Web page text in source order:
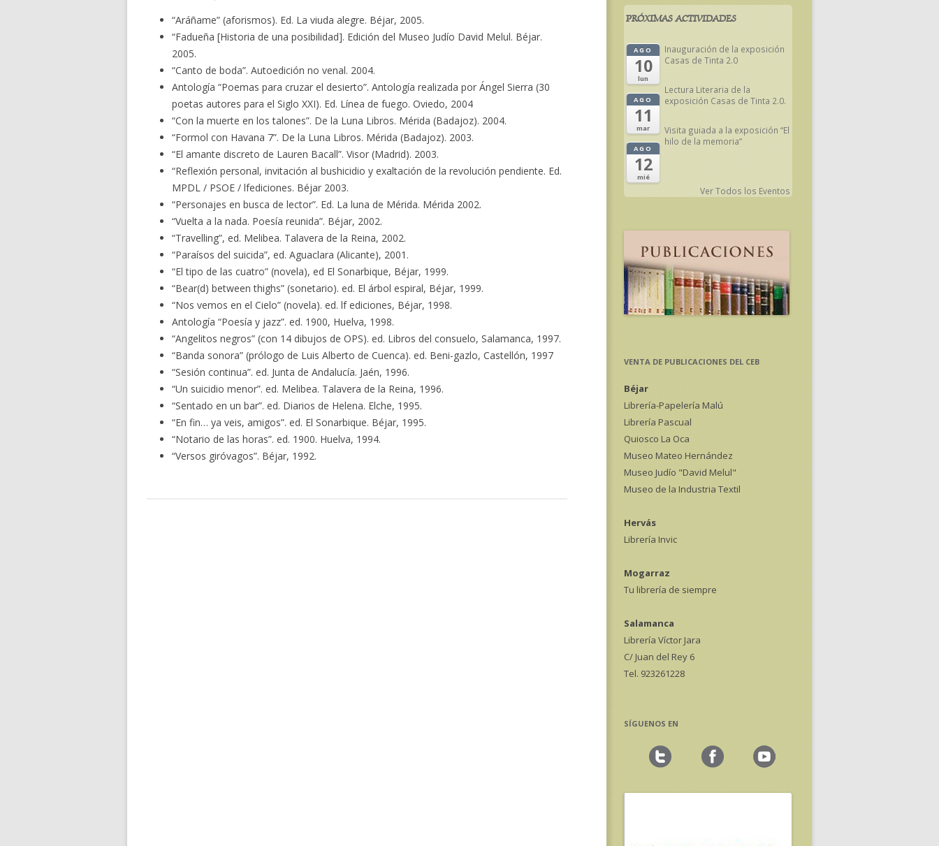
“Aráñame” (aforismos). Ed. La viuda alegre. Béjar, 2005.
“Fadueña [Historia de una posibilidad]. Edición del Museo Judío David Melul. Béjar.
2005.
“Canto de boda”. Autoedición no venal. 2004.
Antología “Poemas para cruzar el desierto”. Antología realizada por Ángel Sierra (30
poetas autores para el Siglo XXI). Ed. Línea de fuego. Oviedo, 2004
“Con la muerte en los talones”. De la Luna Libros. Mérida (Badajoz). 2004.
“Formol con Havana 7”. De la Luna Libros. Mérida (Badajoz). 2003.
“El amante discreto de Lauren Bacall”. Visor (Madrid). 2003.
“Reflexión personal, invitación al bushicidio y exaltación de la revolución pendiente. Ed.
MPDL / PSOE / lfediciones. Béjar 2003.
“Personajes en busca de lector”. Ed. La luna de Mérida. Mérida 2002.
“Vuelta a la nada. Poesía reunida”. Béjar, 2002.
“Travelling”, ed. Melibea. Talavera de la Reina, 2002.
“Paraísos del suicida”, ed. Aguaclara (Alicante), 2001.
“El tipo de las cuatro” (novela), ed El Sonarbique, Béjar, 1999.
“Bear(d) between thighs” (sonetario). ed. El árbol espiral, Béjar, 1999.
“Nos vemos en el Cielo” (novela). ed. lf ediciones, Béjar, 1998.
Antología “Poesía y jazz”. ed. 1900, Huelva, 1998.
“Angelitos negros” (con 14 dibujos de OPS). ed. Libros del consuelo, Salamanca, 1997.
“Banda sonora” (prólogo de Luis Alberto de Cuenca). ed. Beni-gazlo, Castellón, 1997
“Sesión continua”. ed. Junta de Andalucía. Jaén, 1996.
“Un suicidio menor”. ed. Melibea. Talavera de la Reina, 1996.
“Sentado en un bar”. ed. Diarios de Helena. Elche, 1995.
“En fin… ya veis, amigos”. ed. El Sonarbique. Béjar, 1995.
“Notario de las horas”. ed. 1900. Huelva, 1994.
“Versos giróvagos”. Béjar, 1992.
PRÓXIMAS ACTIVIDADES
AGO
10
lun
Inauguración de la exposición
Casas de Tinta 2.0
AGO
11
mar
Lectura Literaria de la
exposición Casas de Tinta 2.0.
AGO
12
mié
Visita guiada a la exposición “El
hilo de la memoria”
Ver Todos los Eventos
VENTA DE PUBLICACIONES DEL CEB
Béjar
Librería-Papelería Malú
Librería Pascual
Quiosco La Oca
Museo Mateo Hernández
Museo Judío "David Melul"
Museo de la Industria Textil
Hervás
Librería Invic
Mogarraz
Tu librería de siempre
Salamanca
Librería Víctor Jara
C/ Juan del Rey 6
Tel. 923261228
SÍGUENOS EN